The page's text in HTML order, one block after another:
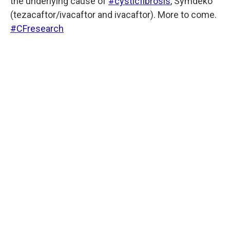
(tezacaftor/ivacaftor and ivacaftor). More to come.
#CFresearch